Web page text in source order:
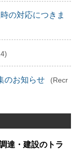
の対応につきま
のお知らせ
(Recr
達・建設のトラ